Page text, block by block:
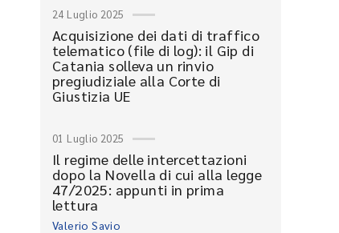
24 Luglio 2025
Acquisizione dei dati di traffico
telematico (file di log): il Gip di
Catania solleva un rinvio
pregiudiziale alla Corte di
Giustizia UE
01 Luglio 2025
Il regime delle intercettazioni
dopo la Novella di cui alla legge
47/2025: appunti in prima
lettura
Valerio Savio